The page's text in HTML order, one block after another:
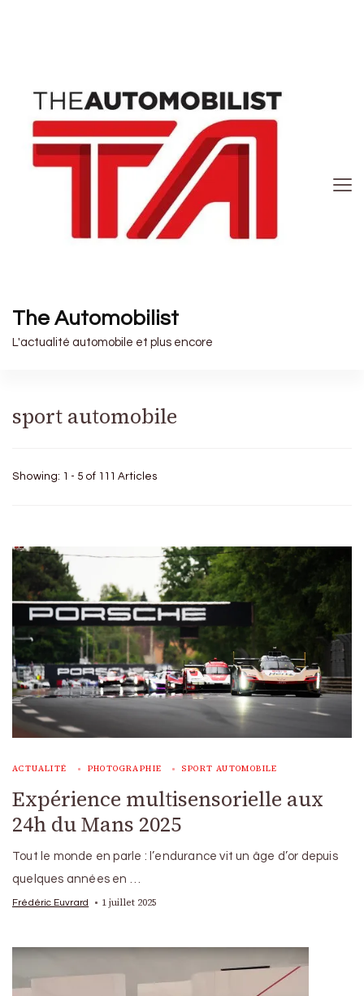
The Automobilist
L'actualité automobile et plus encore
sport automobile
Showing: 1 - 5 of 111 Articles
ACTUALITÉ PHOTOGRAPHIE SPORT AUTOMOBILE
Expérience multisensorielle aux
24h du Mans 2025
Tout le monde en parle : l’endurance vit un âge d’or depuis
quelques années en …
Frédéric Euvrard 1 juillet 2025